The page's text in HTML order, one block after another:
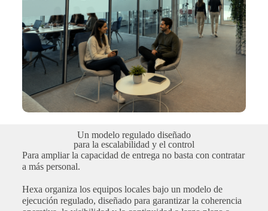
Un modelo regulado diseñado
para la escalabilidad y el control
Para ampliar la capacidad de entrega no basta con contratar
a más personal.
Hexa organiza los equipos locales bajo un modelo de
ejecución regulado, diseñado para garantizar la coherencia